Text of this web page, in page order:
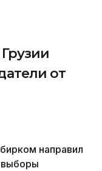
от
направил
выборы